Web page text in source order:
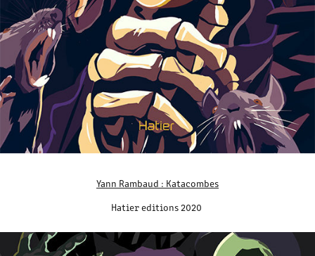
Yann Rambaud : Katacombes
Hatier editions 2020